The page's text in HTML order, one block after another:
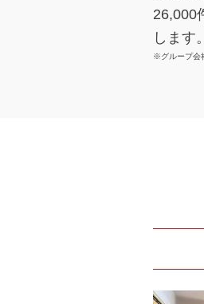
26,000
します。
※グループ会